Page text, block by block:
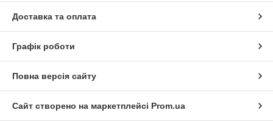
Доставка та оплата
Графік роботи
Повна версія сайту
Сайт створено на маркетплейсі Prom.ua